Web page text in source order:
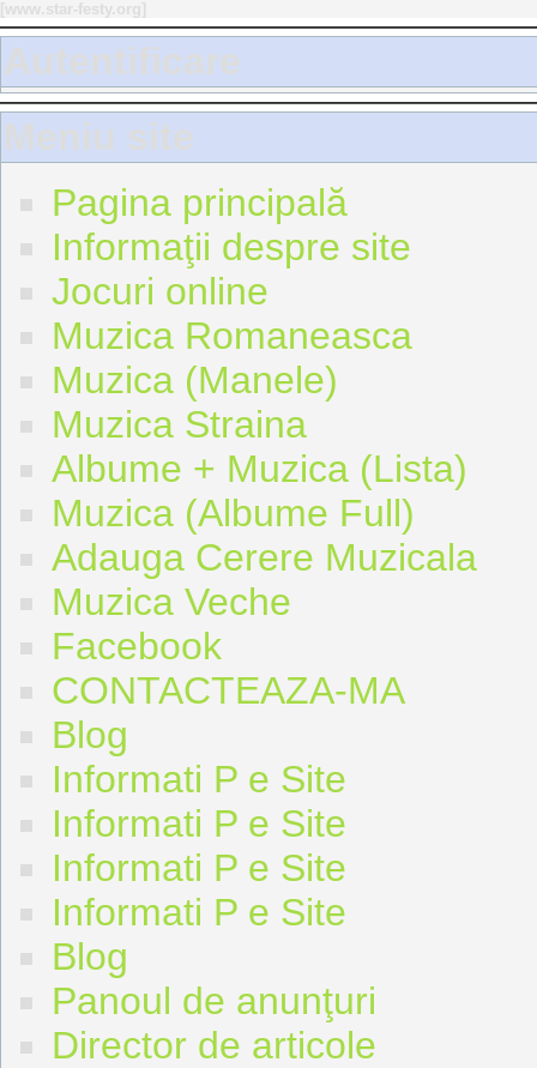
Autentificare
Meniu site
Pagina principală
Informaţii despre site
Jocuri online
Muzica Romaneasca
Muzica (Manele)
Muzica Straina
Albume + Muzica (Lista)
Muzica (Albume Full)
Adauga Cerere Muzicala
Muzica Veche
Facebook
CONTACTEAZA-MA
Blog
Informati P e Site
Informati P e Site
Informati P e Site
Informati P e Site
Blog
Panoul de anunţuri
Director de articole